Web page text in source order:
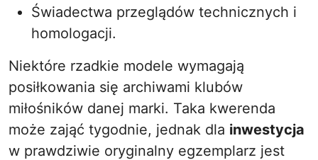
Świadectwa przeglądów technicznych i
homologacji.
Niektóre rzadkie modele wymagają
posiłkowania się archiwami klubów
miłośników danej marki. Taka kwerenda
może zająć tygodnie, jednak dla inwestycja
w prawdziwie oryginalny egzemplarz jest